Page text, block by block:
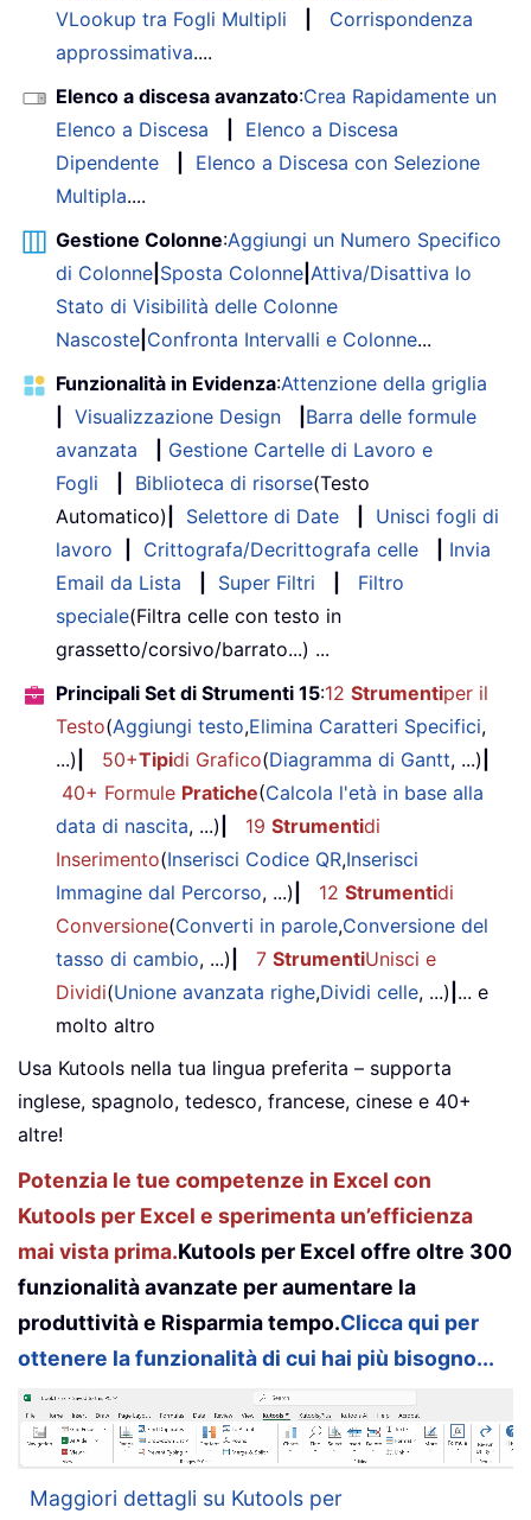
VLookup tra Fogli Multipli
Corrispondenza
approssimativa....
Elenco a discesa avanzato:Crea Rapidamente un
Elenco a Discesa
Elenco a Discesa
Dipendente
Elenco a Discesa con Selezione
Multipla....
Gestione Colonne:Aggiungi un Numero Specifico
di Colonne Sposta Colonne Attiva/Disattiva lo
Stato di Visibilità delle Colonne
Nascoste Confronta Intervalli e Colonne...
Funzionalità in Evidenza:Attenzione della griglia
Visualizzazione Design
Barra delle formule
avanzata
Gestione Cartelle di Lavoro e
Fogli
Biblioteca di risorse(Testo
Automatico)
Selettore di Date
Unisci fogli di
lavoro
Crittografa/Decrittografa celle
Invia
Email da Lista
Super Filtri
Filtro
speciale(Filtra celle con testo in
grassetto/corsivo/barrato...) ...
Principali Set di Strumenti 15:12 Strumentiper il
Testo(Aggiungi testo,Elimina Caratteri Specifici,
...)
50+Tipidi Grafico(Diagramma di Gantt, ...)
40+ Formule Pratiche(Calcola l'età in base alla
data di nascita, ...) 19 Strumentidi
Inserimento(Inserisci Codice QR,Inserisci
Immagine dal Percorso, ...) 12 Strumentidi
Conversione(Converti in parole,Conversione del
tasso di cambio, ...) 7 StrumentiUnisci e
Dividi(Unione avanzata righe,Dividi celle, ...) ... e
molto altro
Usa Kutools nella tua lingua preferita – supporta
inglese, spagnolo, tedesco, francese, cinese e 40+
altre!
Potenzia le tue competenze in Excel con
Kutools per Excel e sperimenta un’efficienza
mai vista prima.Kutools per Excel offre oltre 300
funzionalità avanzate per aumentare la
produttività e Risparmia tempo.Clicca qui per
ottenere la funzionalità di cui hai più bisogno...
Maggiori dettagli su Kutools per